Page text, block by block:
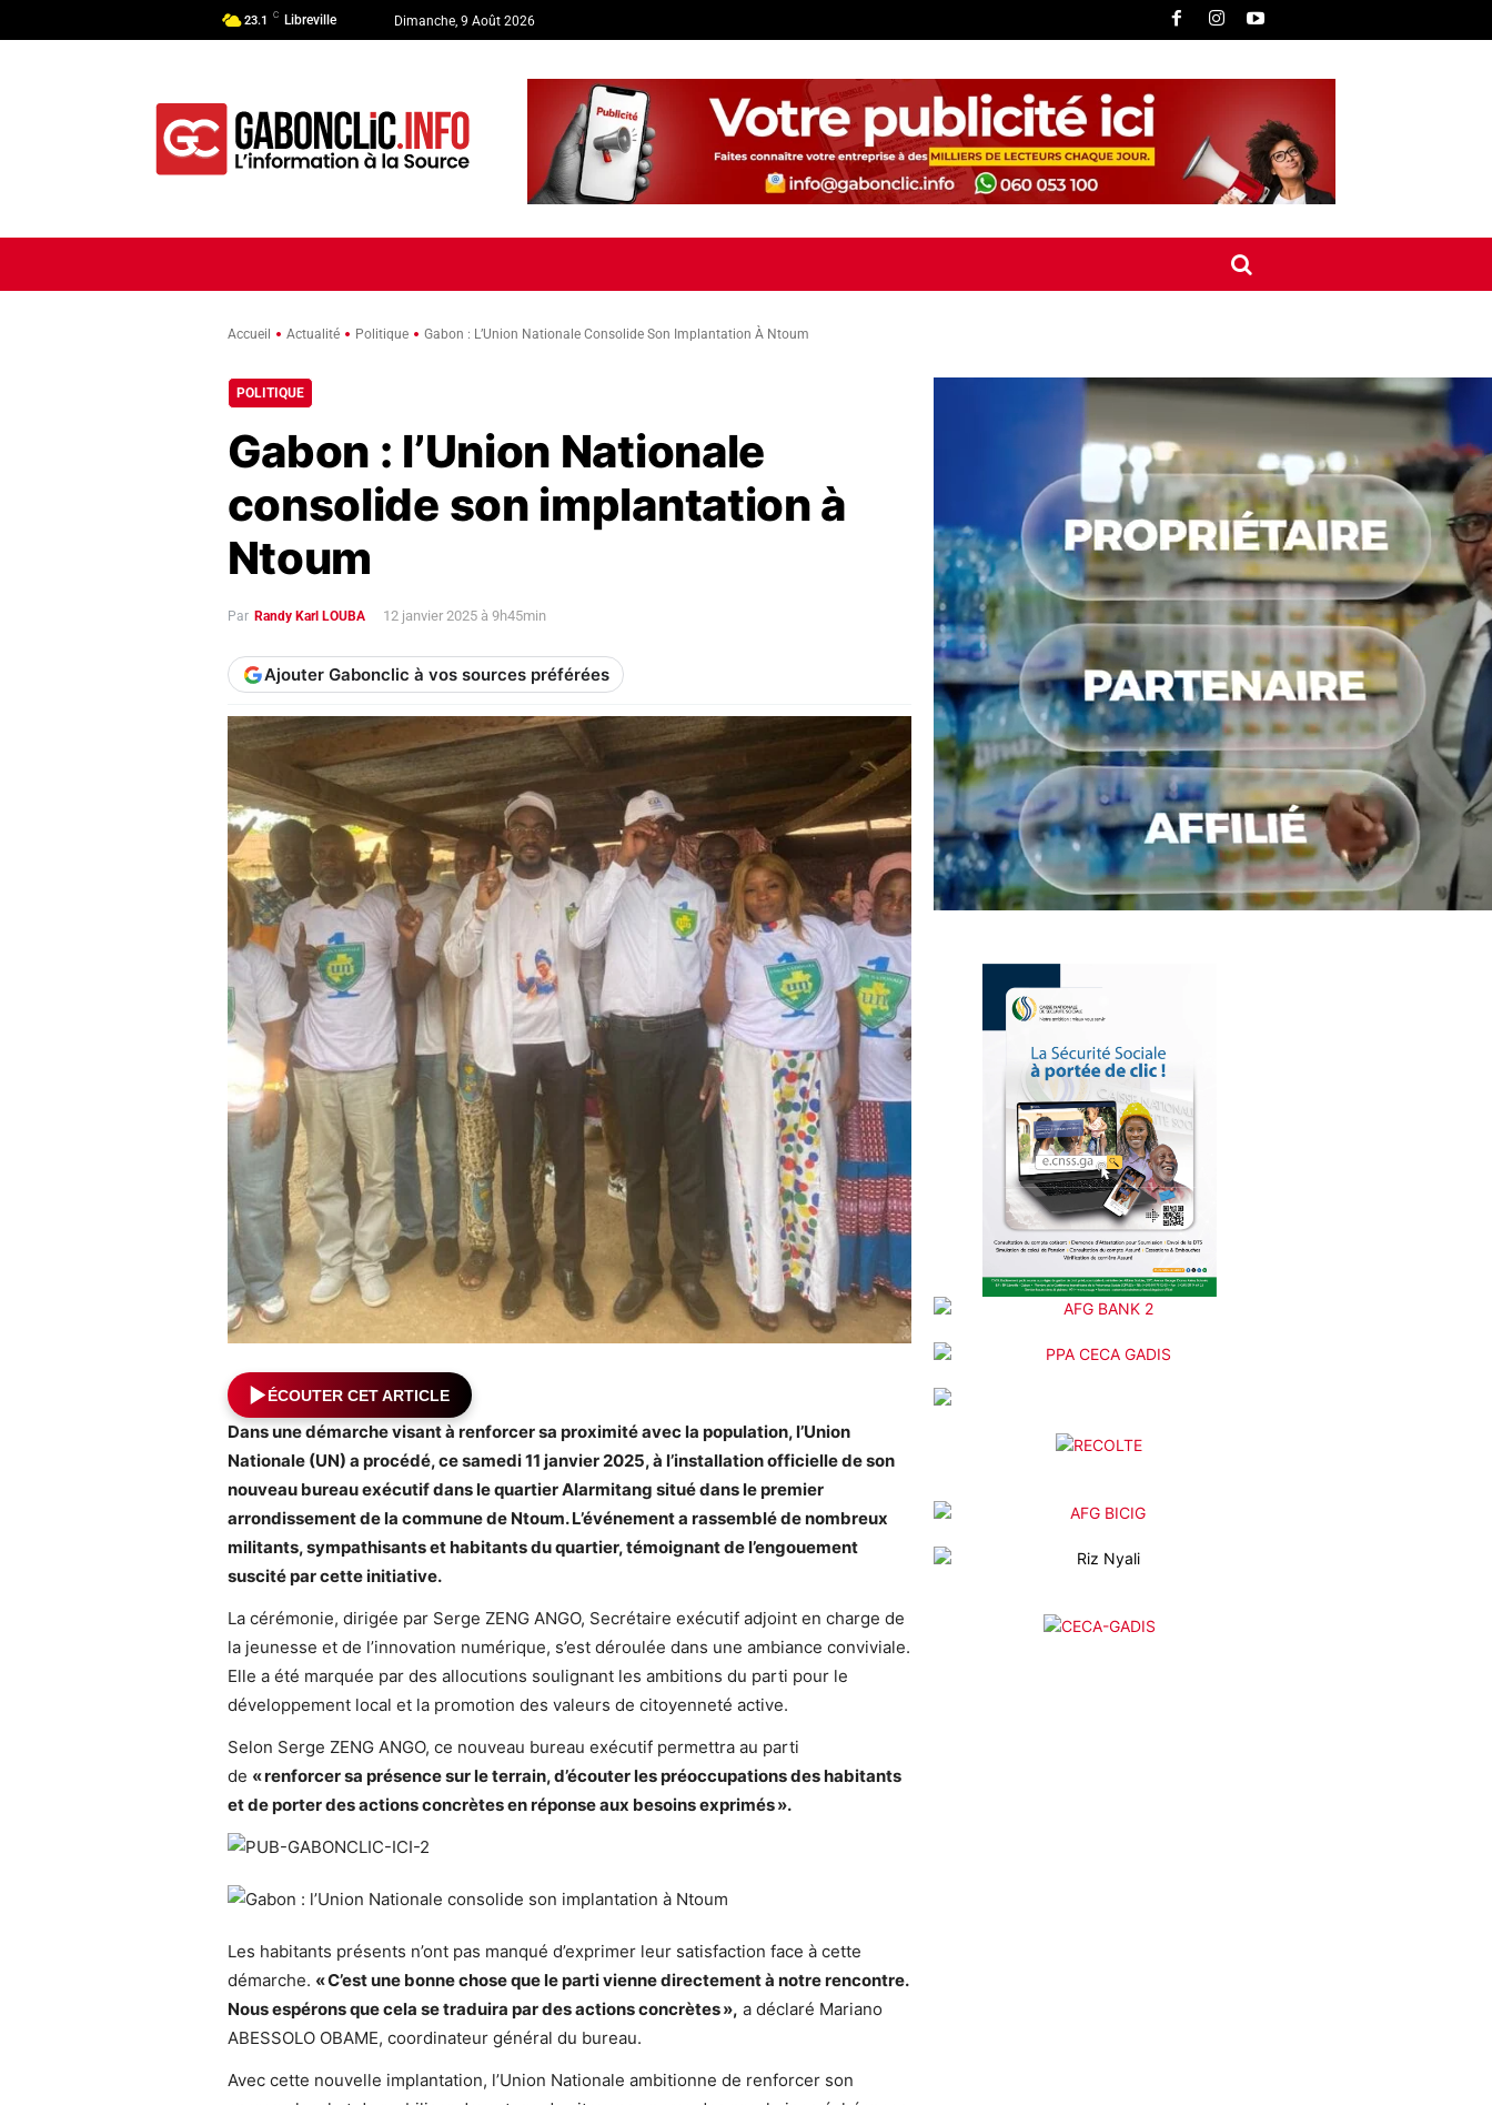
23.1 C Libreville Dimanche, 9 Août 2026
CONTACT
Accueil Actualité Politique Gabon : L’Union Nationale Consolide Son Implantation À Ntoum
POLITIQUE
Gabon : l’Union Nationale
consolide son implantation à
Ntoum
Par Randy Karl LOUBA 12 janvier 2025 à 9h45min
Ajouter Gabonclic à vos sources préférées
ÉCOUTER CET ARTICLE
Dans une démarche visant à renforcer sa proximité avec la population, l’Union
Nationale (UN) a procédé, ce samedi 11 janvier 2025, à l’installation officielle de son
nouveau bureau exécutif dans le quartier Alarmitang situé dans le premier
arrondissement de la commune de Ntoum. L’événement a rassemblé de nombreux
militants, sympathisants et habitants du quartier, témoignant de l’engouement
suscité par cette initiative.
La cérémonie, dirigée par Serge ZENG ANGO, Secrétaire exécutif adjoint en charge de
la jeunesse et de l’innovation numérique, s’est déroulée dans une ambiance conviviale.
Elle a été marquée par des allocutions soulignant les ambitions du parti pour le
développement local et la promotion des valeurs de citoyenneté active.
Selon Serge ZENG ANGO, ce nouveau bureau exécutif permettra au parti
de «renforcer sa présence sur le terrain, d’écouter les préoccupations des habitants
et de porter des actions concrètes en réponse aux besoins exprimés».
Les habitants présents n’ont pas manqué d’exprimer leur satisfaction face à cette
démarche. «C’est une bonne chose que le parti vienne directementà notre rencontre.
Nous espérons que cela se traduira par des actions concrètes», a déclaré Mariano
ABESSOLO OBAME, coordinateur général du bureau.
Avec cette nouvelle implantation, l’Union Nationale ambitionne de renforcer son